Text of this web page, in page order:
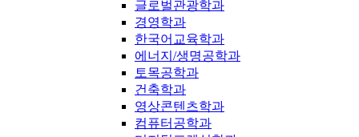
글로벌관광학과
경영학과
한국어교육학과
에너지/생명공학과
토목공학과
건축학과
영상콘텐츠학과
컴퓨터공학과